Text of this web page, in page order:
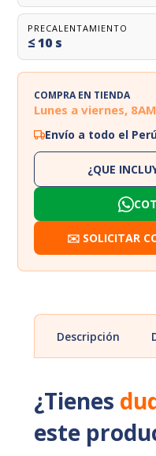
PRECALENTAMIENTO
≤ 10 s
COMPRA EN TIENDA
Lunes a viernes,
Envío a todo el
¿QUE
✉️ SOLICITAR
Descripción
¿Tienes
este